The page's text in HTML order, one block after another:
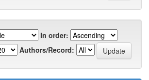
In order:
Authors/Record: